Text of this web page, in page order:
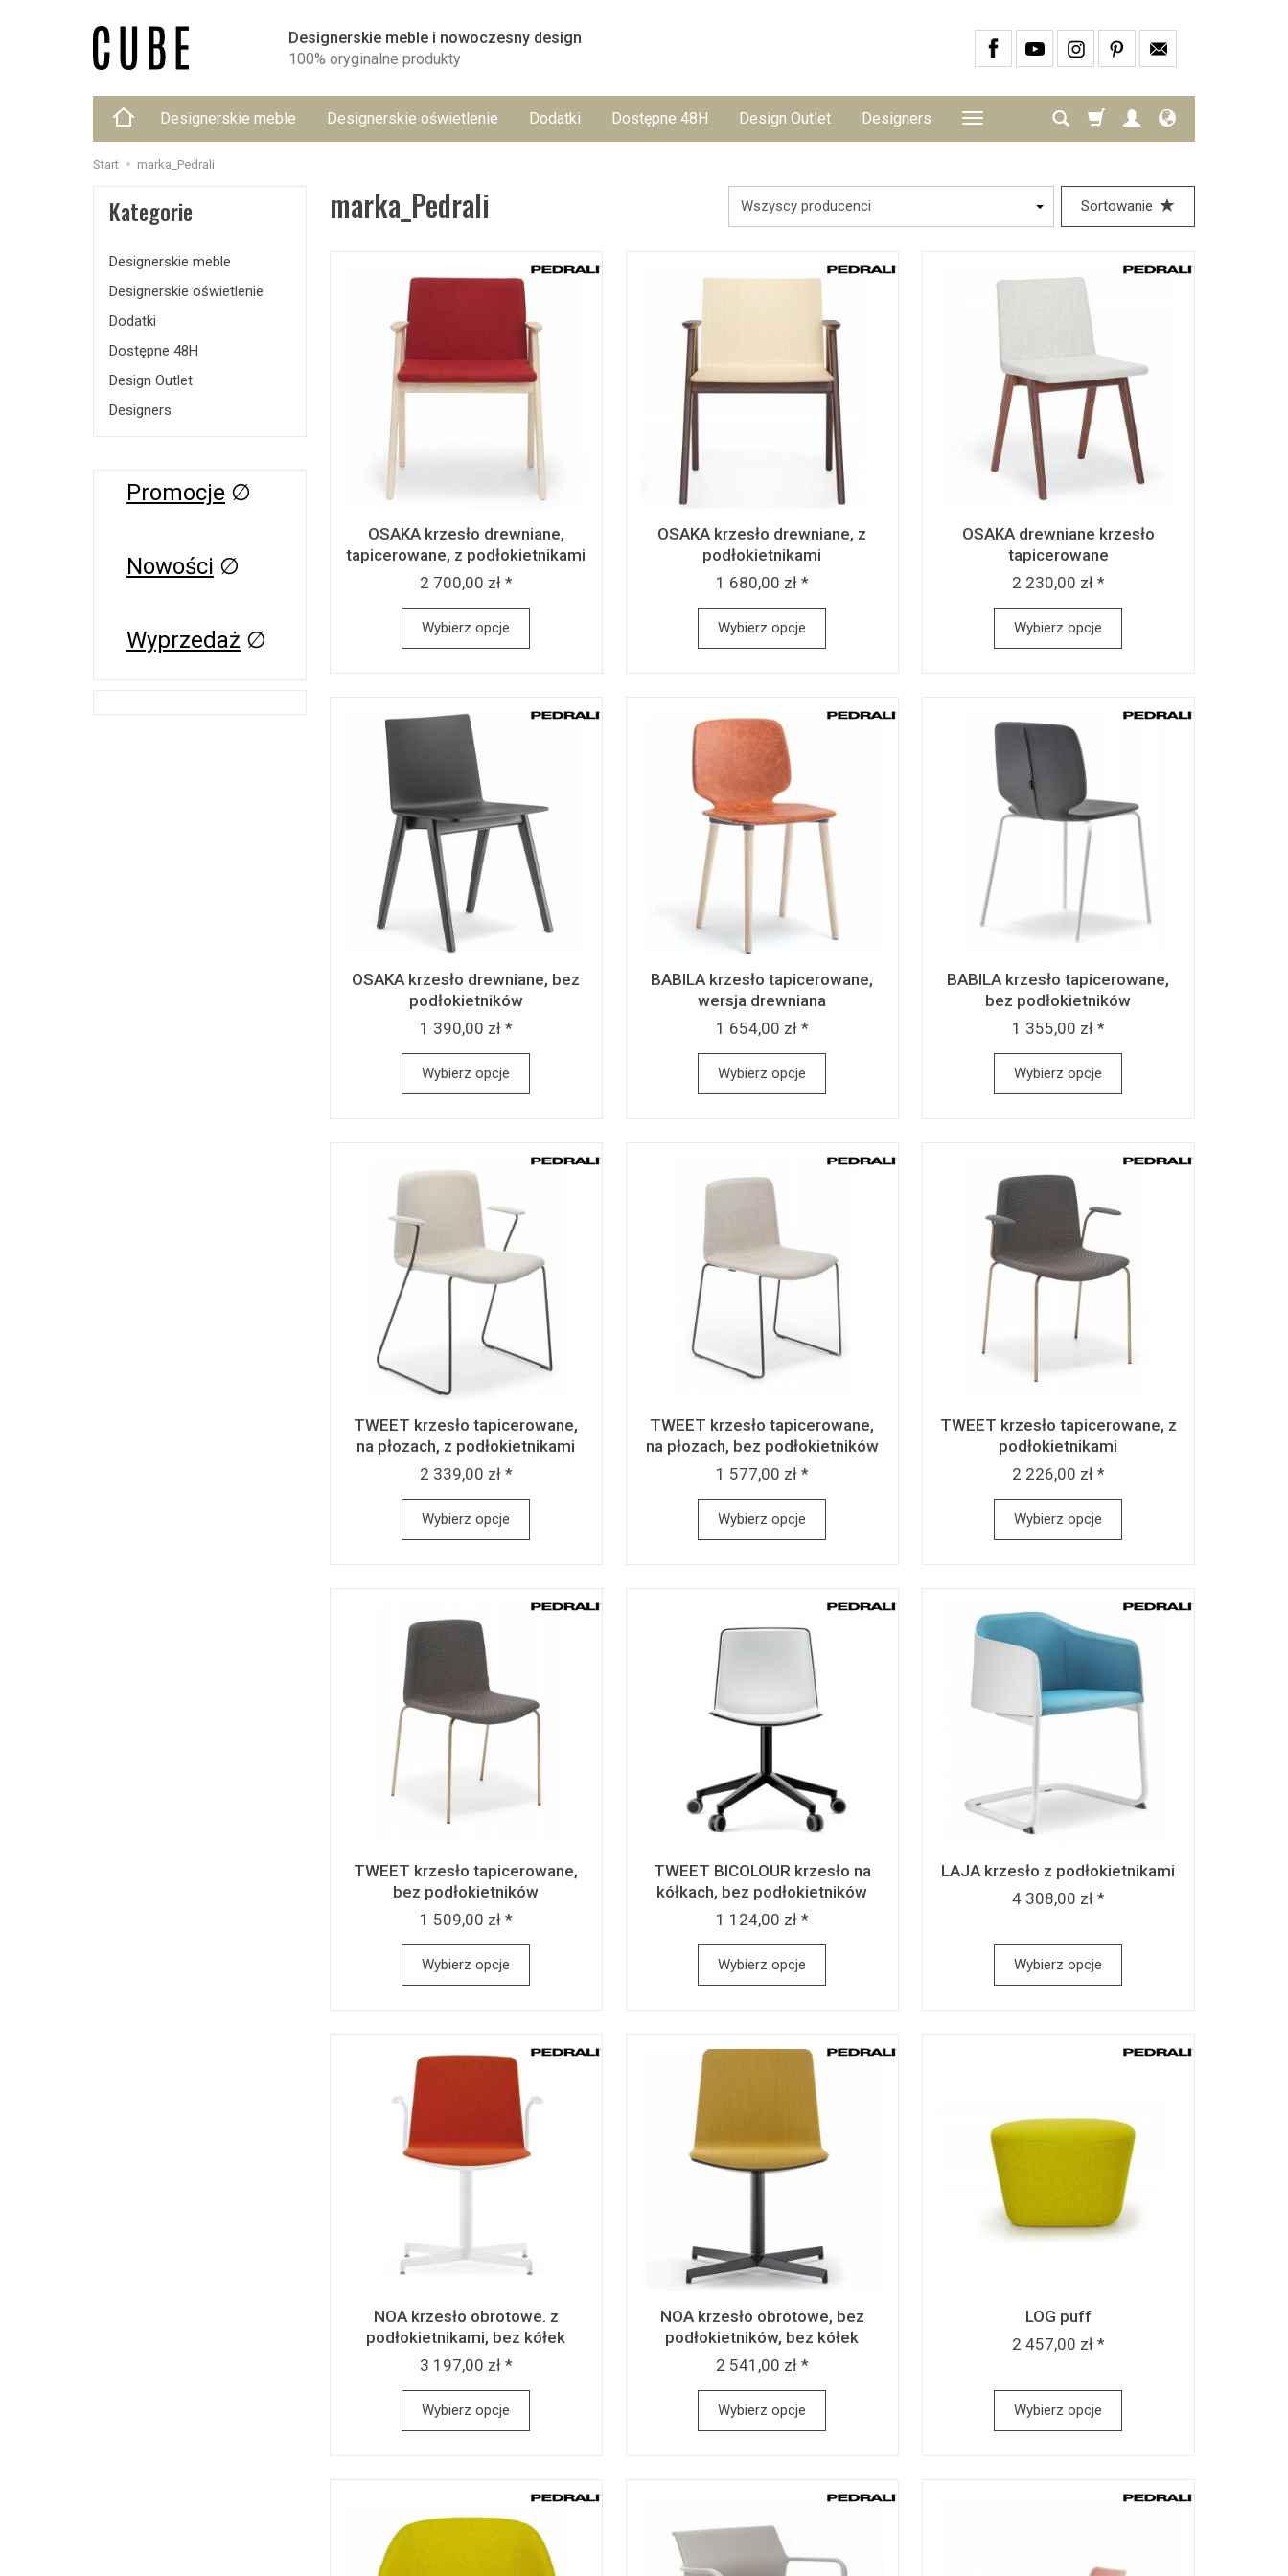
Designerskie meble i nowoczesny design
100% oryginalne produkty
Designerskie meble Designerskie oświetlenie Dodatki Dostępne 48H Design Outlet Designers
Start marka_Pedrali
marka_Pedrali Sortowanie
OSAKA krzesło drewniane,
tapicerowane, z podłokietnikami
2 700,00 zł *
Wybierz opcje
OSAKA krzesło drewniane, z
podłokietnikami
1 680,00 zł *
Wybierz opcje
OSAKA drewniane krzesło
tapicerowane
2 230,00 zł *
Wybierz opcje
OSAKA krzesło drewniane, bez
podłokietników
1 390,00 zł *
Wybierz opcje
BABILA krzesło tapicerowane,
wersja drewniana
1 654,00 zł *
Wybierz opcje
BABILA krzesło tapicerowane,
bez podłokietników
1 355,00 zł *
Wybierz opcje
TWEET krzesło tapicerowane,
na płozach, z podłokietnikami
2 339,00 zł *
Wybierz opcje
TWEET krzesło tapicerowane,
na płozach, bez podłokietników
1 577,00 zł *
Wybierz opcje
TWEET krzesło tapicerowane, z
podłokietnikami
2 226,00 zł *
Wybierz opcje
TWEET krzesło tapicerowane,
bez podłokietników
1 509,00 zł *
Wybierz opcje
TWEET BICOLOUR krzesło na
kółkach, bez podłokietników
1 124,00 zł *
Wybierz opcje
LAJA krzesło z podłokietnikami
4 308,00 zł *
Wybierz opcje
NOA krzesło obrotowe. z
podłokietnikami, bez kółek
3 197,00 zł *
Wybierz opcje
NOA krzesło obrotowe, bez
podłokietników, bez kółek
2 541,00 zł *
Wybierz opcje
LOG puff
2 457,00 zł *
Wybierz opcje
Kategorie
Designerskie meble
Designerskie oświetlenie
Dodatki
Dostępne 48H
Design Outlet
Designers
Promocje ∅
Nowości ∅
Wyprzedaż ∅